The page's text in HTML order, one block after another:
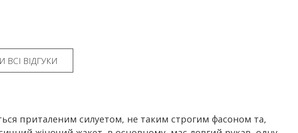
приталеним силуетом, не таким строгим фасоном та,
ВСІ ВІДГУКИ